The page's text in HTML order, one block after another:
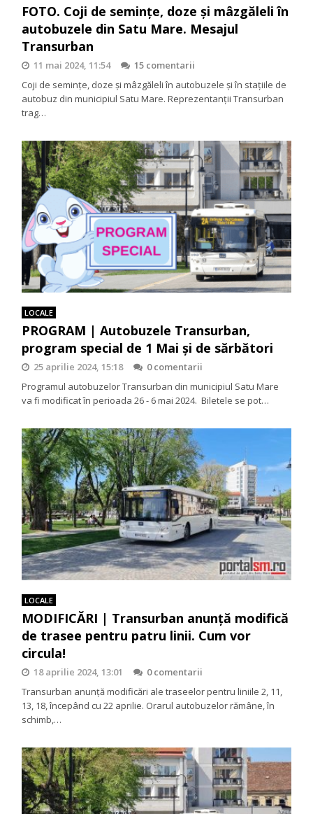
FOTO. Coji de semințe, doze și mâzgăleli în
autobuzele din Satu Mare. Mesajul
Transurban
11 mai 2024, 11:54
15 comentarii
Coji de semințe, doze și mâzgăleli în autobuzele și în stațiile de
autobuz din municipiul Satu Mare. Reprezentanții Transurban
trag…
LOCALE
PROGRAM | Autobuzele Transurban,
program special de 1 Mai și de sărbători
25 aprilie 2024, 15:18
0 comentarii
Programul autobuzelor Transurban din municipiul Satu Mare
va fi modificat în perioada 26 - 6 mai 2024. Biletele se pot…
LOCALE
MODIFICĂRI | Transurban anunță modifică
de trasee pentru patru linii. Cum vor
circula!
18 aprilie 2024, 13:01
0 comentarii
Transurban anunță modificări ale traseelor pentru liniile 2, 11,
13, 18, începând cu 22 aprilie. Orarul autobuzelor rămâne, în
schimb,…